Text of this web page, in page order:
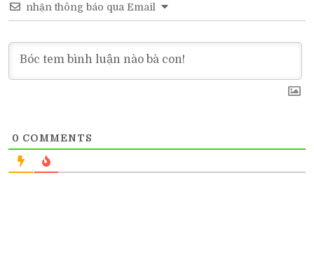
nhận thông báo qua Email
0 COMMENTS